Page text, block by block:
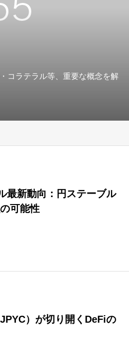
コラテラル等、重要な概念を解
最新動向：円ステーブル
可能性
）が切り開くDeFiの